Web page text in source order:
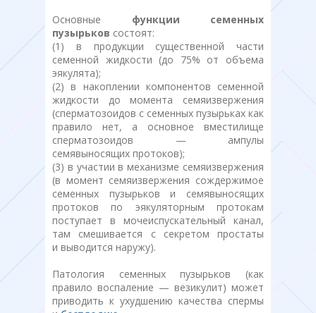
Основные функции семенных
пузырьков состоят:
(1) в продукции существенной части
семенной жидкости (до 75% от объема
эякулята);
(2) в накоплении компонентов семенной
жидкости до момента семяизвержения
(сперматозоидов с семенных пузырьках как
правило нет, а основное вместилище
сперматозоидов — ампулы
семявыносящих протоков);
(3) в участии в механизме семяизвержения
(в момент семяизвержения сождержимое
семенных пузырьков и семявыносящих
протоков по эякуляторным протокам
поступает в мочеиспускательный канал,
там смешивается с секретом простаты
и выводится наружу).
Патология семенных пузырьков (как
правило воспаление — везикулит) может
приводить к ухудшению качества спермы